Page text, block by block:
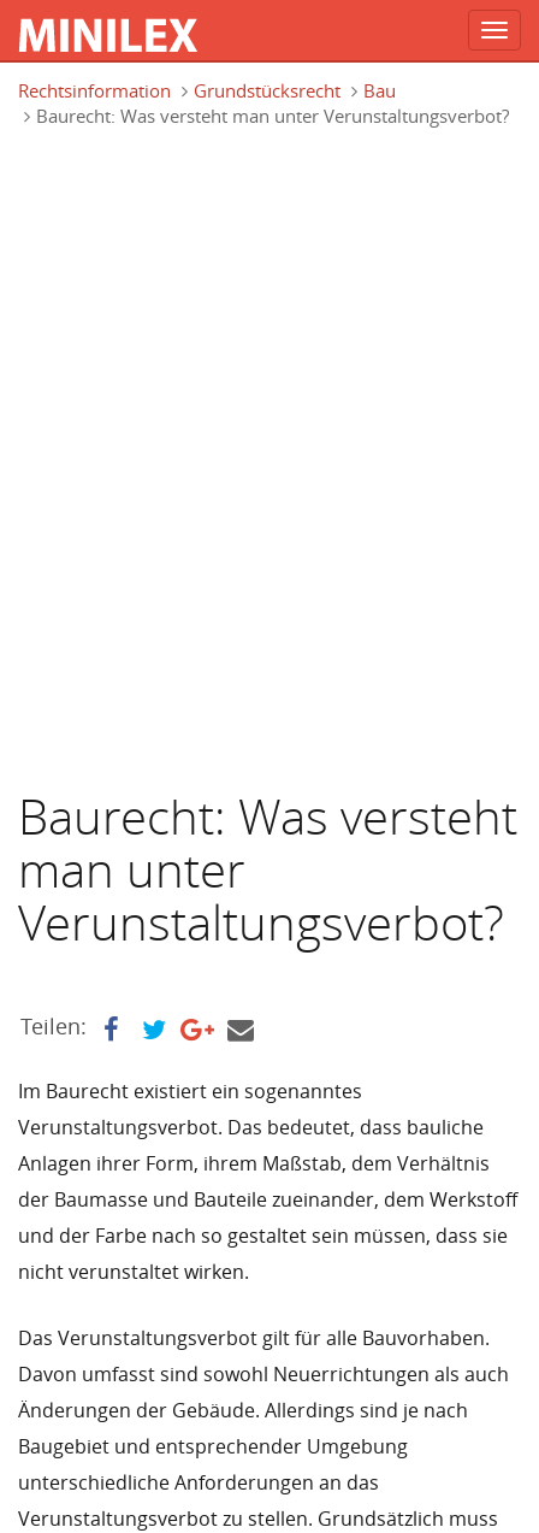
Rechtsinformation
Grundstücksrecht
Bau
Baurecht: Was versteht man unter Verunstaltungsverbot?
Baurecht: Was versteht
man unter
Verunstaltungsverbot?
Teilen:
Im Baurecht existiert ein sogenanntes
Verunstaltungsverbot. Das bedeutet, dass bauliche
Anlagen ihrer Form, ihrem Maßstab, dem Verhältnis
der Baumasse und Bauteile zueinander, dem Werkstoff
und der Farbe nach so gestaltet sein müssen, dass sie
nicht verunstaltet wirken.
Das Verunstaltungsverbot gilt für alle Bauvorhaben.
Davon umfasst sind sowohl Neuerrichtungen als auch
Änderungen der Gebäude. Allerdings sind je nach
Baugebiet und entsprechender Umgebung
unterschiedliche Anforderungen an das
Verunstaltungsverbot zu stellen. Grundsätzlich muss